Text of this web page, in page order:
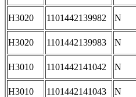
H3020 1101442139982 N
H3020 1101442139983 N
H3010 1101442141042 N
H3010 1101442141043 N